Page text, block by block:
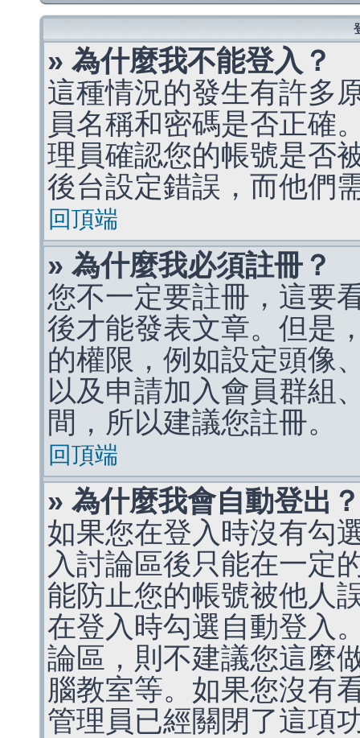
» 為什麼我不能登入？
這種情況的發生有許多
員名稱和密碼是否正確
理員確認您的帳號是否
後台設定錯誤，而他們
回頂端
» 為什麼我必須註冊？
您不一定要註冊，這要
後才能發表文章。但是
的權限，例如設定頭像
以及申請加入會員群組
間，所以建議您註冊。
回頂端
» 為什麼我會自動登出？
如果您在登入時沒有勾
入討論區後只能在一定
能防止您的帳號被他人
在登入時勾選自動登入
論區，則不建議您這麼
腦教室等。如果您沒有
管理員已經關閉了這項